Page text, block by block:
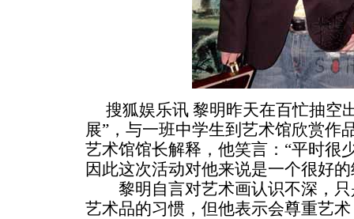
搜狐娱乐讯 黎明昨天在百忙抽空
展”，与一班中学生到艺术馆欣赏作
艺术馆馆长解释，他笑言：“平时很
因此这次活动对他来说是一个很好的
黎明自言对艺术画认识不深，只
艺术品的习惯，但他表示会尊重艺